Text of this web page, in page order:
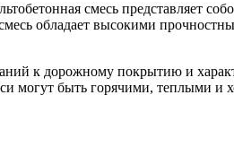
смесь представляет
обладает высокими
к дорожному покрытию и
могут быть горячими, теплыми и